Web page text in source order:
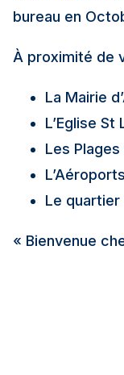
bureau en
À proximité de
La Mairie
L’Eglise St
Les Plages
Le quartier
« Bienvenue